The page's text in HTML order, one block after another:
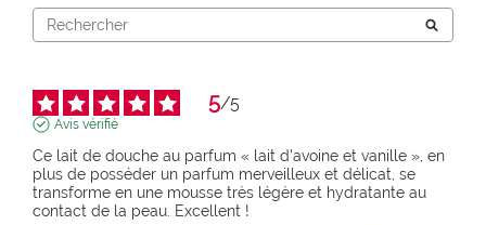
5/5
Avis vérifié
Ce lait de douche au parfum « lait d'avoine et vanille », en
plus de posséder un parfum merveilleux et délicat, se
transforme en une mousse très légère et hydratante au
contact de la peau. Excellent !